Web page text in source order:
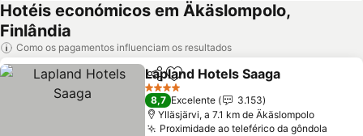
Hotéis económicos em Äkäslompolo,
Finlândia
Como os pagamentos influenciam os resultados
PartilharAdicionar aos favoritos
Lapland Hotels Saaga
4 Estrelas
8,7 Excelente
3.153
Ylläsjärvi, a 7.1 km de Äkäslompolo
Proximidade ao teleférico da gôndola